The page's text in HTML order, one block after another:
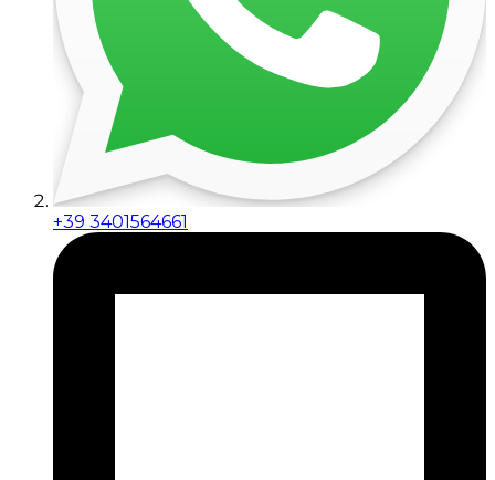
+39 3401564661